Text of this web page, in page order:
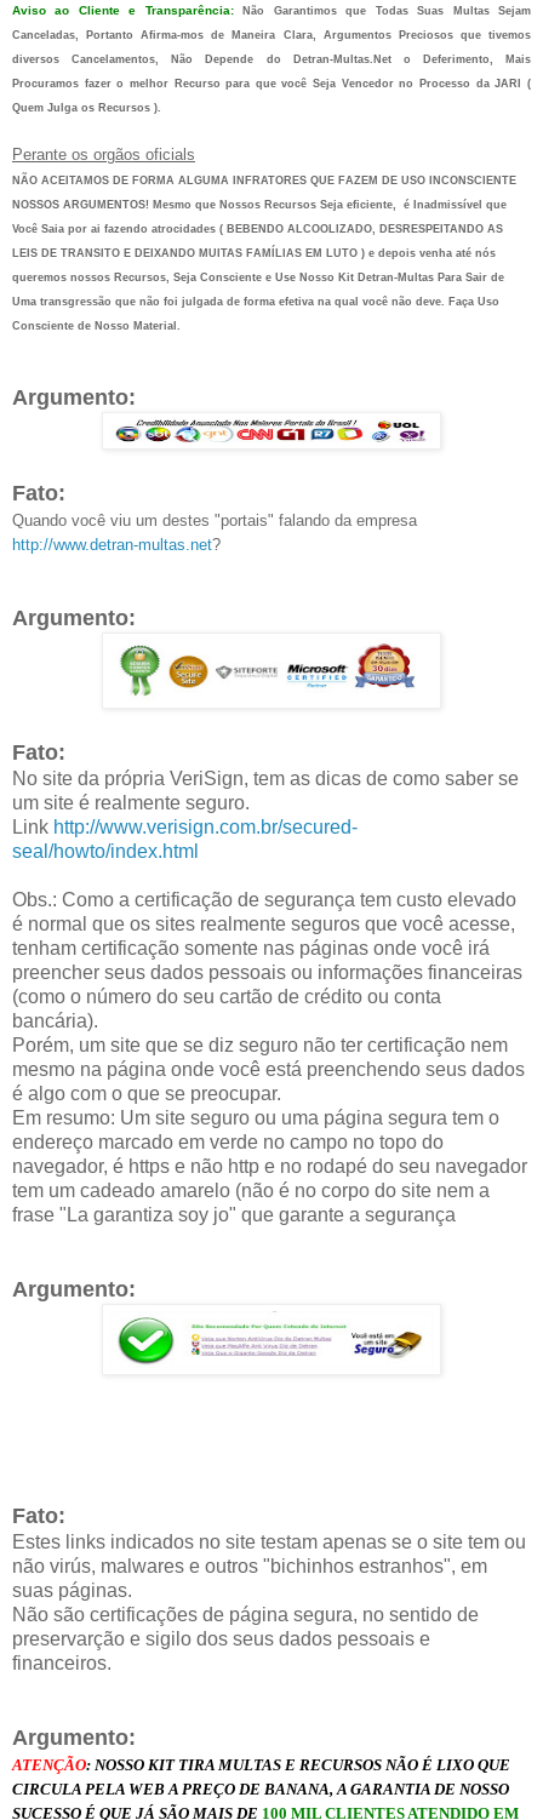
Aviso ao Cliente e Transparência:
Não Garantimos que Todas Suas Multas Sejam
Canceladas, Portanto Afirma-mos de Maneira Clara, Argumentos Preciosos que tivemos
diversos Cancelamentos, Não Depende do Detran-Multas.Net o Deferimento, Mais
Procuramos fazer o melhor Recurso para que você Seja Vencedor no Processo da JARI (
Quem Julga os Recursos ).
Perante os orgãos oficials
NÃO ACEITAMOS DE FORMA ALGUMA INFRATORES QUE FAZEM DE USO INCONSCIENTE
NOSSOS ARGUMENTOS! Mesmo que Nossos Recursos Seja eficiente, é Inadmissível que
Você Saia por ai fazendo atrocidades ( BEBENDO ALCOOLIZADO, DESRESPEITANDO AS
LEIS DE TRANSITO E DEIXANDO MUITAS FAMÍLIAS EM LUTO ) e depois venha até nós
queremos nossos Recursos, Seja Consciente e Use Nosso Kit Detran-Multas Para Sair de
Uma transgressão que não foi julgada de forma efetiva na qual você não deve. Faça Uso
Consciente de Nosso Material.
Argumento:
Fato:
Quando você viu um destes "portais" falando da empresa
http://www.detran-multas.net?
Argumento:
Fato:
No site da própria VeriSign, tem as dicas de como saber se
um site é realmente seguro.
Link http://www.verisign.com.br/secured-
seal/howto/index.html
Obs.: Como a certificação de segurança tem custo elevado
é normal que os sites realmente seguros que você acesse,
tenham certificação somente nas páginas onde você irá
preencher seus dados pessoais ou informações financeiras
(como o número do seu cartão de crédito ou conta
bancária).
Porém, um site que se diz seguro não ter certificação nem
mesmo na página onde você está preenchendo seus dados
é algo com o que se preocupar.
Em resumo: Um site seguro ou uma página segura tem o
endereço marcado em verde no campo no topo do
navegador, é https e não http e no rodapé do seu navegador
tem um cadeado amarelo (não é no corpo do site nem a
frase "La garantiza soy jo" que garante a segurança
Argumento:
Fato:
Estes links indicados no site testam apenas se o site tem ou
não virús, malwares e outros "bichinhos estranhos", em
suas páginas.
Não são certificações de página segura, no sentido de
preservarção e sigilo dos seus dados pessoais e
financeiros.
Argumento:
ATENÇÃO: NOSSO KIT TIRA MULTAS E RECURSOS NÃO É LIXO QUE
CIRCULA PELA WEB A PREÇO DE BANANA, A GARANTIA DE NOSSO
SUCESSO É QUE JÁ SÃO MAIS DE 100 MIL CLIENTES ATENDIDO EM